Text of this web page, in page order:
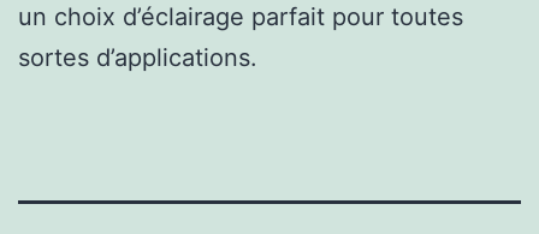
un choix d’éclairage parfait pour toutes
sortes d’applications.